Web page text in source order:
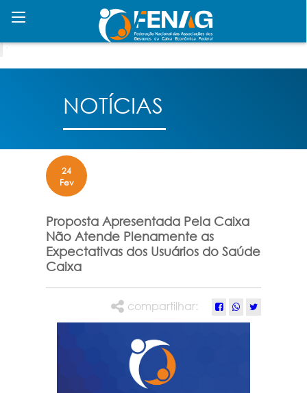
NOTÍCIAS
24
Fev
Proposta Apresentada Pela Caixa
Não Atende Plenamente as
Expectativas dos Usuários do Saúde
Caixa
compartilhar: